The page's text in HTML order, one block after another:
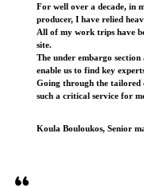
For well over a decade, in
producer, I have relied
All of my work trips have
site.
The under embargo section
enable us to find key
Going through the tailored
such a critical service for
Koula Bouloukos, Senior